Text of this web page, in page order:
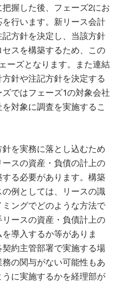
握した後、フェーズ2にお
行います。新リース会計
方針を決定し、当該方針
スを構築するため、この
ーズとなります。また連結
針や注記方針を決定する
ではフェーズ1の対象会社
対象に調査を実施するこ
を実務に落とし込むため
スの資産・負債の計上の
る必要があります。構築
例としては、リースの識
ングでどのような方法で
ースの資産・負債計上の
導入するか等がありま
約主管部署で実施する場
の関与がない可能性もあ
に実施するかを経理部が